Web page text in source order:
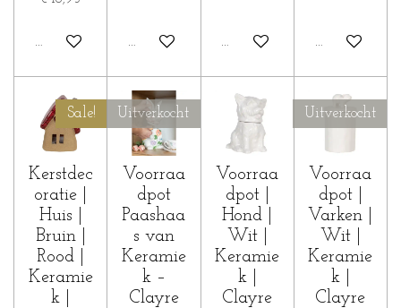
In winkelwagenIn winkelwagenIn winkelwagenIn
Sale!
Kerstdec
oratie |
Huis |
Bruin |
Rood |
Keramie
k |
Uitverkocht
Voorraa
dpot
Paashaa
s van
Keramie
k –
Clayre
Voorraa
dpot |
Hond |
Wit |
Keramie
k |
Clayre
Uitverkocht
Voorraa
dpot |
Varken |
Wit |
Keramie
k |
Clayre